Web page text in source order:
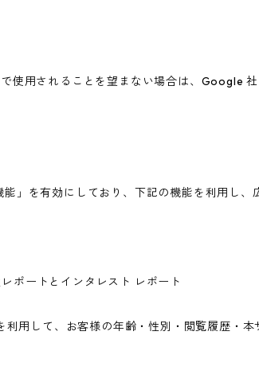
使用されることを望まない場合は、Google
」を有効にしており、下記の機能を利用し
ポートとインタレスト レポート
用して、お客様の年齢・性別・閲覧履歴・本